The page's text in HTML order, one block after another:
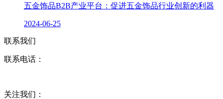
五金饰品B2B产业平台：促进五金饰品行业创新的利器
2024-06-25
联系我们
联系电话：
关注我们：